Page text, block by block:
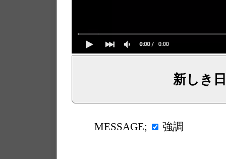
新しき
MESSAGE; 強調